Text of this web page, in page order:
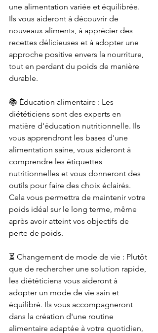
une alimentation variée et équilibrée.
Ils vous aideront à découvrir de
nouveaux aliments, à apprécier des
recettes délicieuses et à adopter une
approche positive envers la nourriture,
tout en perdant du poids de manière
durable.
📚 Éducation alimentaire : Les
diététiciens sont des experts en
matière d'éducation nutritionnelle. Ils
vous apprendront les bases d'une
alimentation saine, vous aideront à
comprendre les étiquettes
nutritionnelles et vous donneront des
outils pour faire des choix éclairés.
Cela vous permettra de maintenir votre
poids idéal sur le long terme, même
après avoir atteint vos objectifs de
perte de poids.
⏳ Changement de mode de vie : Plutôt
que de rechercher une solution rapide,
les diététiciens vous aideront à
adopter un mode de vie sain et
équilibré. Ils vous accompagneront
dans la création d'une routine
alimentaire adaptée à votre quotidien,